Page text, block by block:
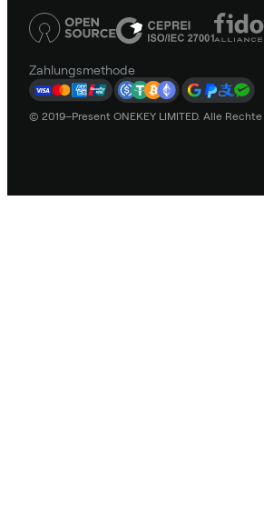
Zahlungsmethode
© 2019–Present ONEKEY LIMITED. Alle